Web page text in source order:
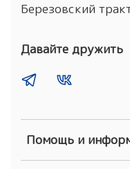
Помощь и
Березовский
Давайте дружить